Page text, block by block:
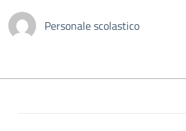
Personale scolastico